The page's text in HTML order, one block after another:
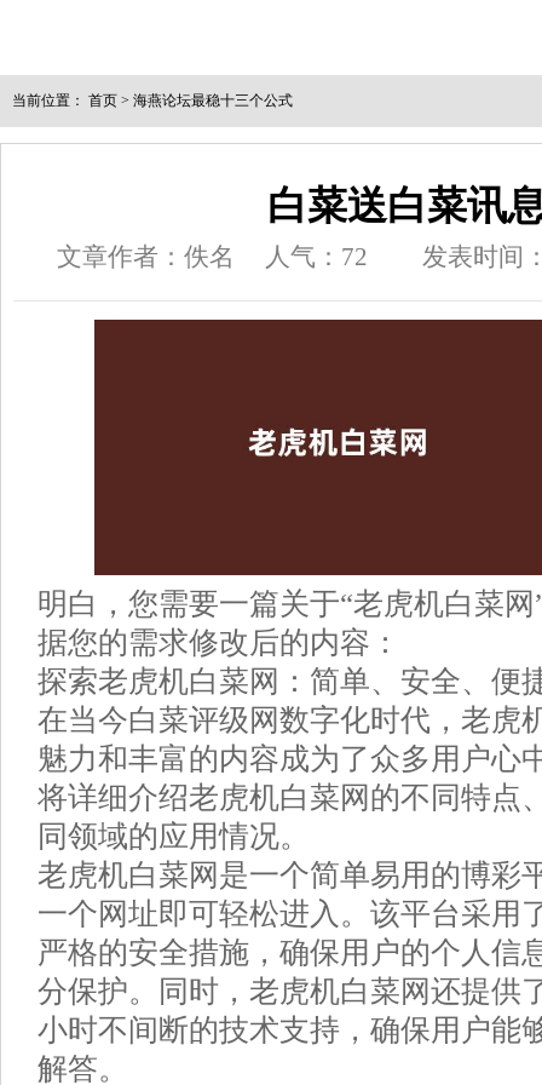
当前位置： 首页 > 海燕论坛最稳十三个公式
白菜送白菜讯
文章作者：佚名 人气： 72 发表时间
明白，您需要一篇关于“老虎机白菜
据您的需求修改后的内容：
探索老虎机白菜网：简单、安全、便
在当今白菜评级网数字化时代，老虎
魅力和丰富的内容成为了众多用户心
将详细介绍老虎机白菜网的不同特点
同领域的应用情况。
老虎机白菜网是一个简单易用的博彩
一个网址即可轻松进入。该平台采用
严格的安全措施，确保用户的个人信
分保护。同时，老虎机白菜网还提供
小时不间断的技术支持，确保用户能
解答。